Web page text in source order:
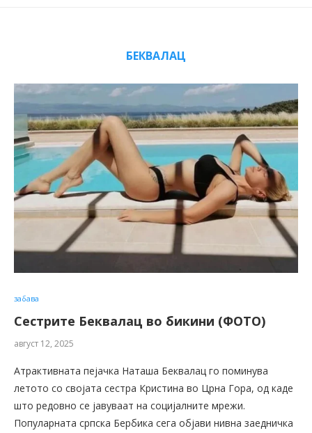
БЕКВАЛАЦ
забава
Сестрите Беквалац во бикини (ФОТО)
август 12, 2025
Атрактивната пејачка Наташа Беквалац го поминува
летото со својата сестра Кристина во Црна Гора, од каде
што редовно се јавуваат на социјалните мрежи.
Популарната српска Бербика сега објави нивна заедничка